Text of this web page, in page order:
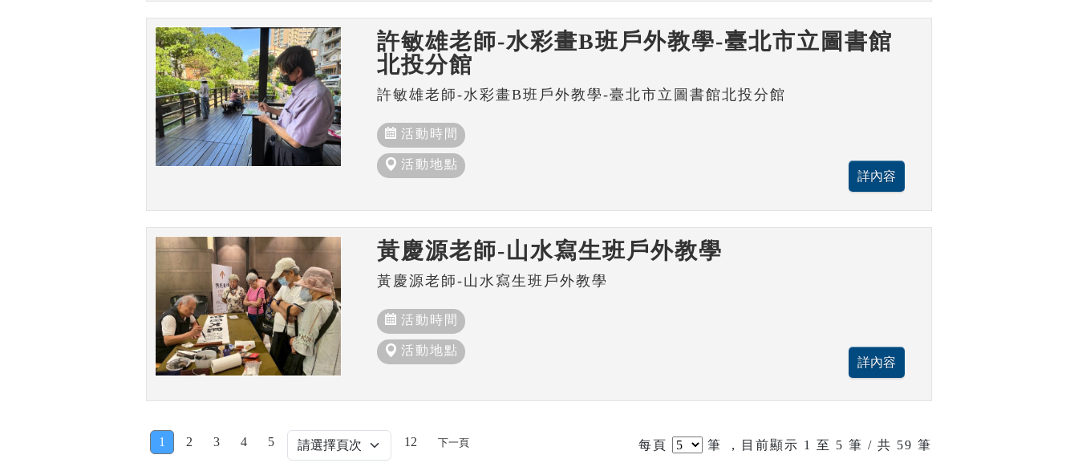
許敏雄老師-水彩畫B班戶外教學-臺北市立圖書館
北投分館
許敏雄老師-水彩畫B班戶外教學-臺北市立圖書館北投分館
活動時間
活動地點
黃慶源老師-山水寫生班戶外教學
黃慶源老師-山水寫生班戶外教學
活動時間
活動地點
1 2 3 4 5 12 下一頁 每頁 筆 ，目前顯示 1 至 5 筆 / 共 59 筆